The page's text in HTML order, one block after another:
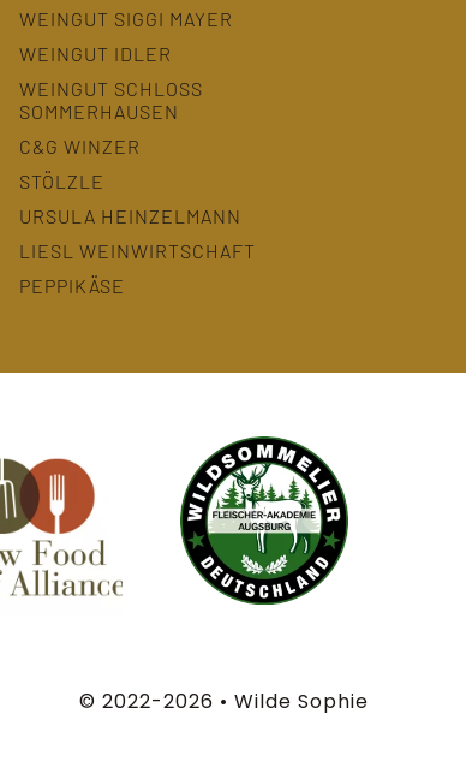
WEINGUT SIGGI MAYER
WEINGUT IDLER
WEINGUT SCHLOSS
SOMMERHAUSEN
C&G WINZER
STÖLZLE
URSULA HEINZELMANN
LIESL WEINWIRTSCHAFT
PEPPIKÄSE
© 2022-2026 • Wilde Sophie